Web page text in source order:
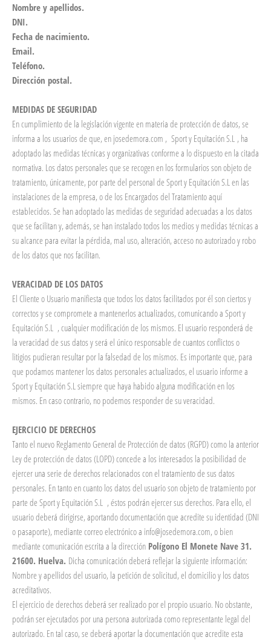
Nombre y apellidos.
DNI.
Fecha de nacimiento.
Email.
Teléfono.
Dirección postal.
MEDIDAS DE SEGURIDAD
En cumplimiento de la legislación vigente en materia de protección de datos, se
informa a los usuarios de que, en josedemora.com , Sport y Equitación S.L , ha
adoptado las medidas técnicas y organizativas conforme a lo dispuesto en la citada
normativa. Los datos personales que se recogen en los formularios son objeto de
tratamiento, únicamente, por parte del personal de Sport y Equitación S.L en las
instalaciones de la empresa, o de los Encargados del Tratamiento aquí
establecidos. Se han adoptado las medidas de seguridad adecuadas a los datos
que se facilitan y, además, se han instalado todos los medios y medidas técnicas a
su alcance para evitar la pérdida, mal uso, alteración, acceso no autorizado y robo
de los datos que nos facilitan.
VERACIDAD DE LOS DATOS
El Cliente o Usuario manifiesta que todos los datos facilitados por él son ciertos y
correctos y se compromete a mantenerlos actualizados, comunicando a Sport y
Equitación S.L , cualquier modificación de los mismos. El usuario responderá de
la veracidad de sus datos y será el único responsable de cuantos conflictos o
litigios pudieran resultar por la falsedad de los mismos. Es importante que, para
que podamos mantener los datos personales actualizados, el usuario informe a
Sport y Equitación S.L siempre que haya habido alguna modificación en los
mismos. En caso contrario, no podemos responder de su veracidad.
EJERCICIO DE DERECHOS
Tanto el nuevo Reglamento General de Protección de datos (RGPD) como la anterior
Ley de protección de datos (LOPD) concede a los interesados la posibilidad de
ejercer una serie de derechos relacionados con el tratamiento de sus datos
personales. En tanto en cuanto los datos del usuario son objeto de tratamiento por
parte de Sport y Equitación S.L , éstos podrán ejercer sus derechos. Para ello, el
usuario deberá dirigirse, aportando documentación que acredite su identidad (DNI
o pasaporte), mediante correo electrónico a info@josedemora.com, o bien
mediante comunicación escrita a la dirección Polígono El Monete Nave 31.
21600. Huelva. Dicha comunicación deberá reflejar la siguiente información:
Nombre y apellidos del usuario, la petición de solicitud, el domicilio y los datos
acreditativos.
El ejercicio de derechos deberá ser realizado por el propio usuario. No obstante,
podrán ser ejecutados por una persona autorizada como representante legal del
autorizado. En tal caso, se deberá aportar la documentación que acredite esta